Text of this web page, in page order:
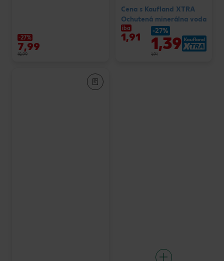
-27%
7,99
10,99
Cena s Kaufland XTRA
Ochutená minerálna voda
iba
1,91 -27%
1,39
1,91